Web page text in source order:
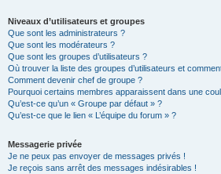
Niveaux d’utilisateurs et groupes
Que sont les administrateurs ?
Que sont les modérateurs ?
Que sont les groupes d’utilisateurs ?
Où trouver la liste des groupes d’utilisateurs et
Comment devenir chef de groupe ?
Pourquoi certains membres apparaissent dans une
Qu’est-ce qu’un « Groupe par défaut » ?
Qu’est-ce que le lien « L’équipe du forum » ?
Messagerie privée
Je ne peux pas envoyer de messages privés !
Je reçois sans arrêt des messages indésirables !